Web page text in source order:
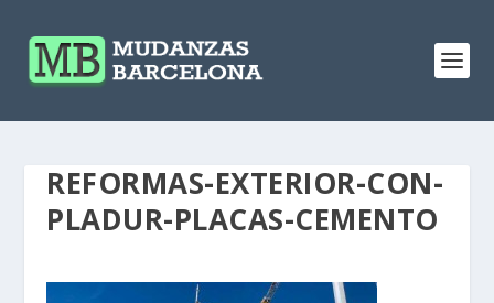
REFORMAS-EXTERIOR-CON-
PLADUR-PLACAS-CEMENTO